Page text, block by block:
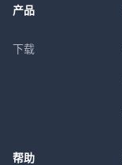
产品
下载
帮助